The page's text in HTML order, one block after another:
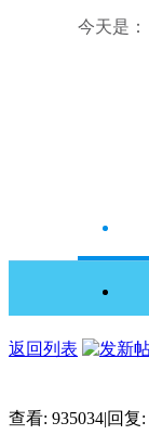
今天是：
返回列表
查看: 935034|回复: